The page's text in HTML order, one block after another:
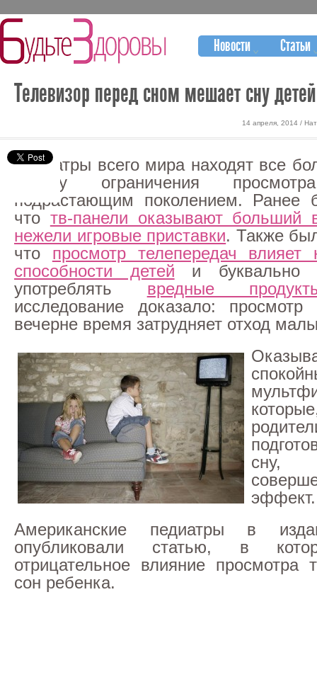
Новости Статьи
Телевизор перед сном мешает сну детей
14 апреля, 2014 /
Педиатры всего мира находят все
пользу ограничения
подрастающим поколением. Ранее
что тв-панели оказывают больший
нежели игровые приставки. Также
что просмотр телепередач влияет
способности детей и буквально
употреблять вредные
исследование доказало: просмотр
вечерне время затрудняет отход
сну,
эффект.
Американские педиатры в
опубликовали статью, в
отрицательное влияние просмотра
сон ребенка.